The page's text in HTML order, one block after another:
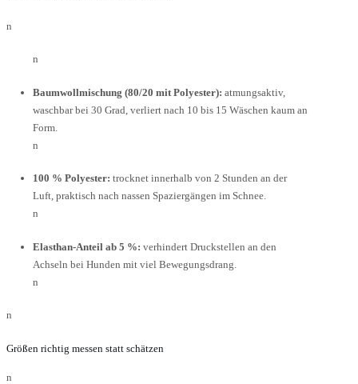
n
n
Baumwollmischung (80/20 mit Polyester): atmungsaktiv,
waschbar bei 30 Grad, verliert nach 10 bis 15 Wäschen kaum an
Form.
n
100 % Polyester: trocknet innerhalb von 2 Stunden an der
Luft, praktisch nach nassen Spaziergängen im Schnee.
n
Elasthan-Anteil ab 5 %: verhindert Druckstellen an den
Achseln bei Hunden mit viel Bewegungsdrang.
n
n
Größen richtig messen statt schätzen
n